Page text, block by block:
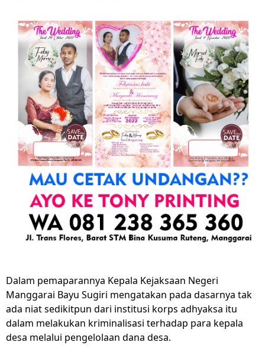
Dalam pemaparannya Kepala Kejaksaan Negeri
Manggarai Bayu Sugiri mengatakan pada dasarnya tak
ada niat sedikitpun dari institusi korps adhyaksa itu
dalam melakukan kriminalisasi terhadap para kepala
desa melalui pengelolaan dana desa.